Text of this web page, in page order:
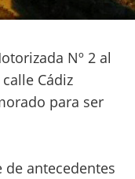
Nº 2 al
Cádiz
para ser
antecedentes